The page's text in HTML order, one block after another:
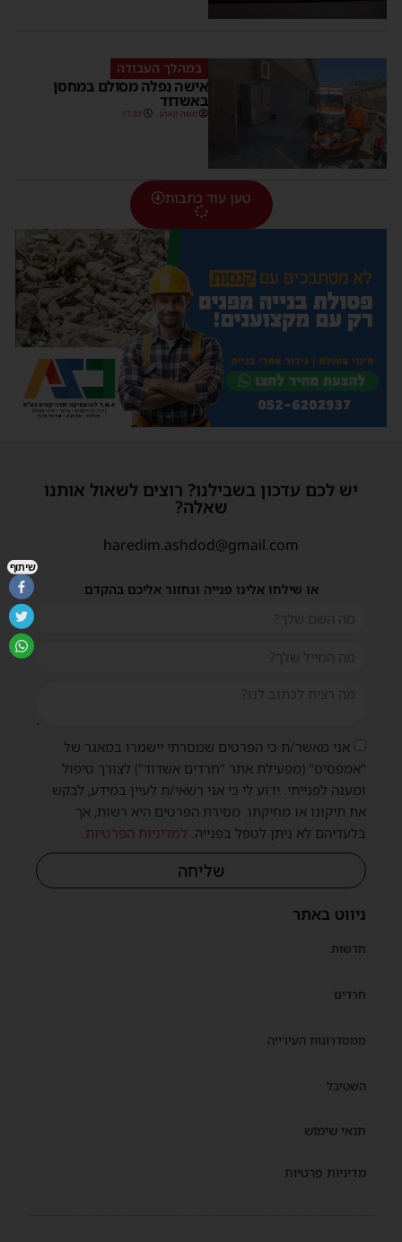
במהלך העבודה
אישה נפלה מסולם במחסן
באשדוד
משה קאהן 17:31
טען עוד כתבות
ניווט באתר
חדשות
חרדים
ממסדרונות העירייה
השטיבל
תנאי שימוש
מדיניות פרטיות
יש לכם עדכון בשבילנו? רוצים לשאול אותנו
שאלה?
haredim.ashdod@gmail.com
או שילחו אלינו פנייה ונחזור אליכם בהקדם
אני מאשר/ת כי הפרטים שמסרתי יישמרו במאגר של
"אמפסיס" (מפעילת אתר "חרדים אשדוד") לצורך טיפול
ומענה לפנייתי. ידוע לי כי אני רשאי/ת לעיין במידע, לבקש
את תיקונו או מחיקתו. מסירת הפרטים היא רשות, אך
בלעדיהם לא ניתן לטפל בפנייה. למדיניות הפרטיות.
שליחה
שיתוף